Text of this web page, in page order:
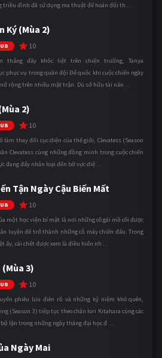
triều đình đã sử dụng ma thuật để hoán đổi th ...
Ký (Mùa 2)
10
thắng đầy khốc liệt trên chiến trường, Tanya
phục vụ trong quân đội Đế quốc khi cuộc chiến ngày
rộng trên nhiều mặt trận. Dù sở hữu tài năn ...
2)
10
làm thay đổi cục diện của thế giới, Clevatess (Season
Clevatess cùng những đồng minh trong cuộc chiến
đang đẩy nhân loại đến bờ vực diệ ...
Tận Ngày Cậu Biến Mất
10
một học viện bí mật là nơi những cô gái mồ côi được
luyện để trở thành những cỗ máy chiến đấu. Trong
ấy, cái chết được xem là điều hiển nh ...
3)
10
phiêu lưu điên rồ và những kỷ niệm khó quên,
(Season 3) tiếp tục theo chân Iori Kitahara cùng các
lặn trong những ngày tháng đại học đ ...
Ngày Mai